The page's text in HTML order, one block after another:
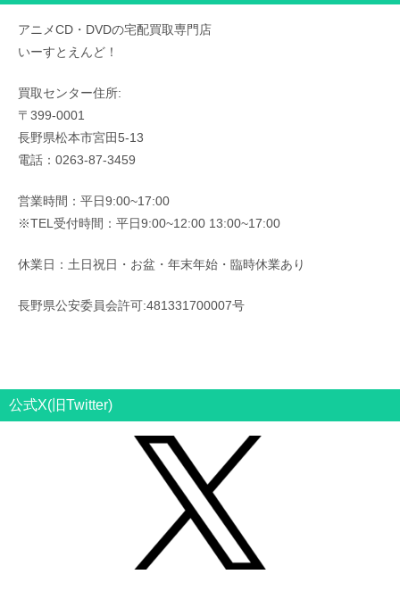
アニメCD・DVDの宅配買取専門店
いーすとえんど！
買取センター住所:
〒399-0001
長野県松本市宮田5-13
電話：0263-87-3459
営業時間：平日9:00~17:00
※TEL受付時間：平日9:00~12:00 13:00~17:00
休業日：土日祝日・お盆・年末年始・臨時休業あり
長野県公安委員会許可:481331700007号
公式X(旧Twitter)